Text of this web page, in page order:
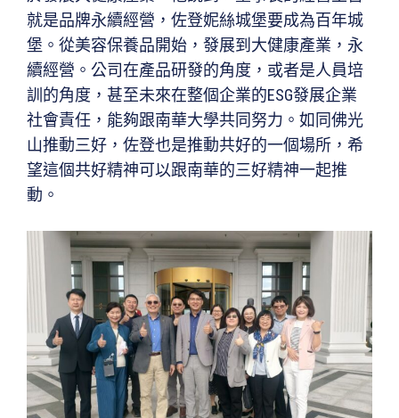
就是品牌永續經營，佐登妮絲城堡要成為百年城
堡。從美容保養品開始，發展到大健康產業，永
續經營。公司在產品研發的角度，或者是人員培
訓的角度，甚至未來在整個企業的ESG發展企業
社會責任，能夠跟南華大學共同努力。如同佛光
山推動三好，佐登也是推動共好的一個場所，希
望這個共好精神可以跟南華的三好精神一起推
動。